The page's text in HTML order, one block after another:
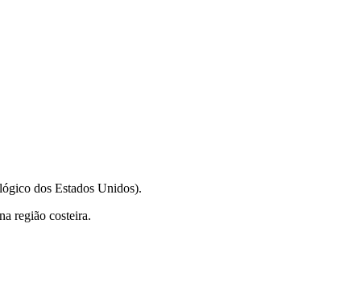
dos Estados Unidos).
região costeira.